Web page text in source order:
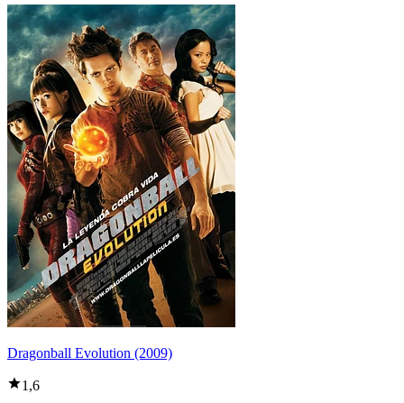
Dragonball Evolution (2009)
1,6